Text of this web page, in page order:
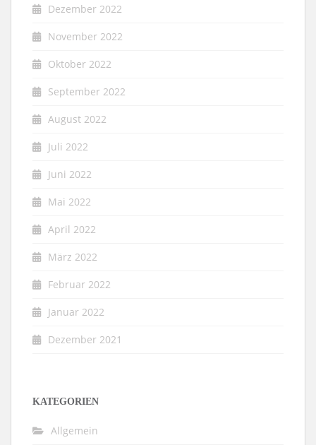
Dezember 2022
November 2022
Oktober 2022
September 2022
August 2022
Juli 2022
Juni 2022
Mai 2022
April 2022
März 2022
Februar 2022
Januar 2022
Dezember 2021
KATEGORIEN
Allgemein